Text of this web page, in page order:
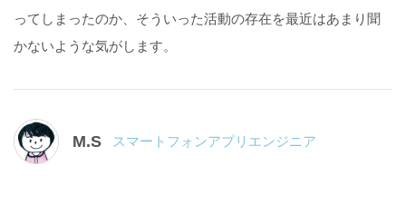
ってしまったのか、そういった活動の存在を最近はあまり聞
かないような気がします。
M.S スマートフォンアプリエンジニア